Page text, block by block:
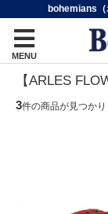
bohemians（
MENU
【ARLES
3件の商品が見つかり